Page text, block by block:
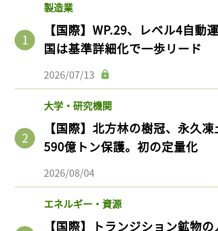
製造業
【国際】WP.29、レベル4自動
国は基準詳細化で一歩リード
2026/07/13
大学・研究機関
【国際】北方林の樹冠、永久
590億トン保護。初の定量化
2026/08/04
エネルギー・資源
【国際】トランジション鉱物